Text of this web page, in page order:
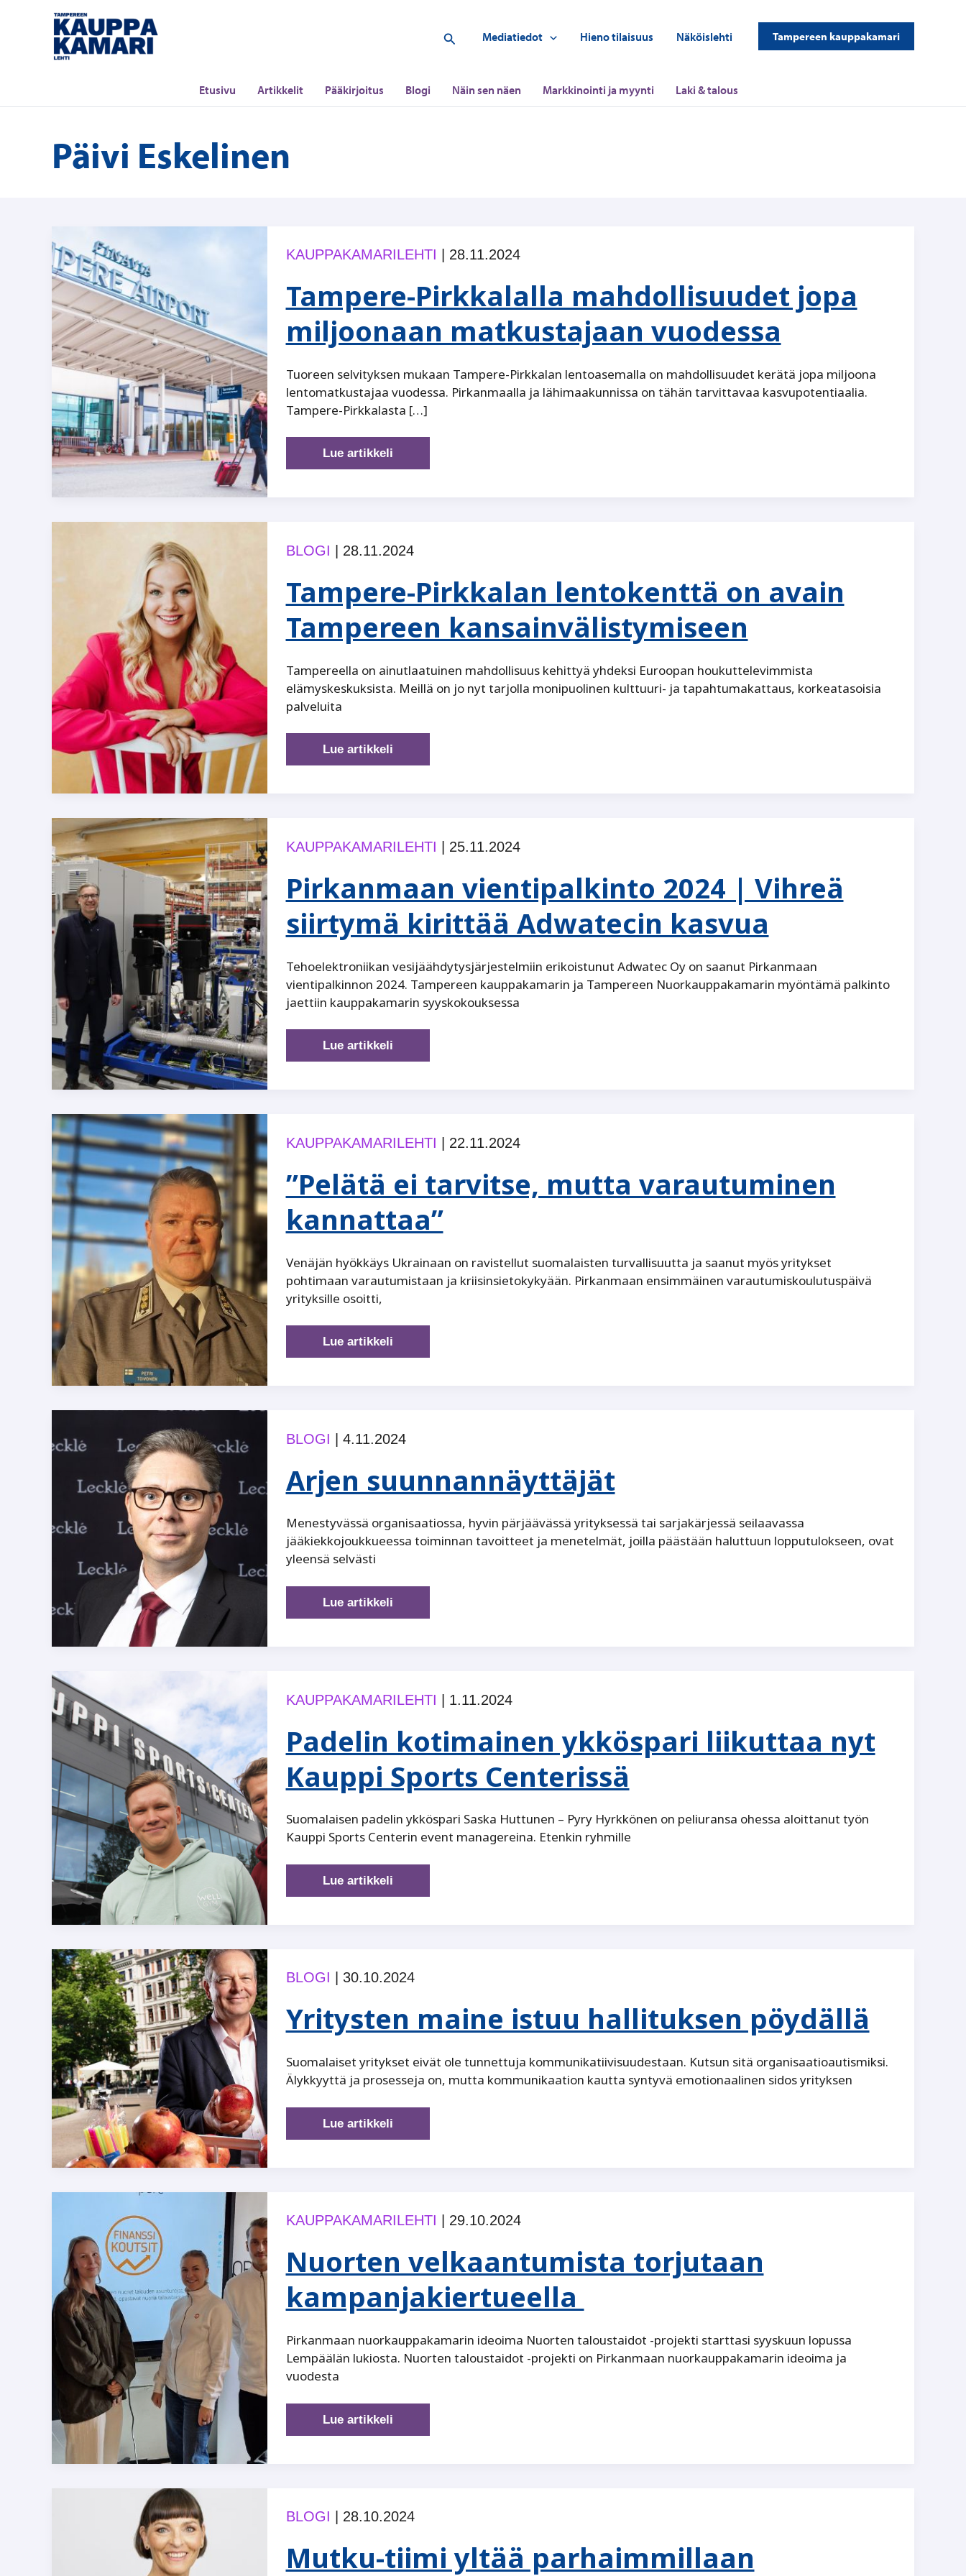
Hae Mediatiedot Hieno tilaisuus Näköislehti Tampereen kauppakamari
Etusivu Artikkelit Pääkirjoitus Blogi Näin sen näen Markkinointi ja myynti Laki & talous
Päivi Eskelinen
KAUPPAKAMARILEHTI 28.11.2024
Tampere-Pirkkalalla mahdollisuudet jopa
miljoonaan matkustajaan vuodessa
Tuoreen selvityksen mukaan Tampere-Pirkkalan lentoasemalla on mahdollisuudet kerätä jopa miljoona
lentomatkustajaa vuodessa. Pirkanmaalla ja lähimaakunnissa on tähän tarvittavaa kasvupotentiaalia.
Tampere-Pirkkalasta […]
Tampere-
Pirkkalalla
matkustajaan
vuodessa
Lue artikkeli
BLOGI 28.11.2024
Tampere-Pirkkalan lentokenttä on avain
Tampereen kansainvälistymiseen
Tampereella on ainutlaatuinen mahdollisuus kehittyä yhdeksi Euroopan houkuttelevimmista
elämyskeskuksista. Meillä on jo nyt tarjolla monipuolinen kulttuuri- ja tapahtumakattaus, korkeatasoisia
palveluita
Tampere-
Pirkkalan
Tampereen
kansainvälistymiseen
Lue artikkeli
KAUPPAKAMARILEHTI 25.11.2024
Pirkanmaan vientipalkinto 2024 | Vihreä
siirtymä kirittää Adwatecin kasvua
Tehoelektroniikan vesijäähdytysjärjestelmiin erikoistunut Adwatec Oy on saanut Pirkanmaan
vientipalkinnon 2024. Tampereen kauppakamarin ja Tampereen Nuorkauppakamarin myöntämä palkinto
jaettiin kauppakamarin syyskokouksessa
Pirkanmaan
vientipalkinto
siirtymä
Adwatecin
kasvua
Lue artikkeli
KAUPPAKAMARILEHTI 22.11.2024
”Pelätä ei tarvitse, mutta varautuminen
kannattaa”
Venäjän hyökkäys Ukrainaan on ravistellut suomalaisten turvallisuutta ja saanut myös yritykset
pohtimaan varautumistaan ja kriisinsietokykyään. Pirkanmaan ensimmäinen varautumiskoulutuspäivä
yrityksille osoitti,
”Pelätä
ei
kannattaa”
Lue artikkeli
BLOGI | 4.11.2024
Arjen suunnannäyttäjät
Menestyvässä organisaatiossa, hyvin pärjäävässä yrityksessä tai sarjakärjessä seilaavassa
jääkiekkojoukkueessa toiminnan tavoitteet ja menetelmät, joilla päästään haluttuun lopputulokseen, ovat
yleensä selvästi
Arjen
suunnannäyttäjät
Lue artikkeli
KAUPPAKAMARILEHTI | 1.11.2024
Padelin kotimainen ykköspari liikuttaa nyt
Kauppi Sports Centerissä
Suomalaisen padelin ykköspari Saska Huttunen – Pyry Hyrkkönen on peliuransa ohessa aloittanut työn
Kauppi Sports Centerin event managereina. Etenkin ryhmille
Padelin
kotimainen
Kauppi
Sports
Lue artikkeli
BLOGI 30.10.2024
Yritysten maine istuu hallituksen pöydällä
Suomalaiset yritykset eivät ole tunnettuja kommunikatiivisuudestaan. Kutsun sitä organisaatioautismiksi.
Älykkyyttä ja prosesseja on, mutta kommunikaation kautta syntyvä emotionaalinen sidos yrityksen
Yritysten
maine
Lue artikkeli
KAUPPAKAMARILEHTI 29.10.2024
Nuorten velkaantumista torjutaan
kampanjakiertueella
Pirkanmaan nuorkauppakamarin ideoima Nuorten taloustaidot -projekti starttasi syyskuun lopussa
Lempäälän lukiosta. Nuorten taloustaidot -projekti on Pirkanmaan nuorkauppakamarin ideoima ja
vuodesta
Nuorten
velkaantumista
Lue artikkeli
BLOGI 28.10.2024
Mutku-tiimi yltää parhaimmillaan